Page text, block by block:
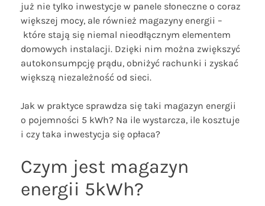
już nie tylko inwestycje w panele słoneczne o coraz
większej mocy, ale również magazyny energii –
które stają się niemal nieodłącznym elementem
domowych instalacji. Dzięki nim można zwiększyć
autokonsumpcję prądu, obniżyć rachunki i zyskać
większą niezależność od sieci.
Jak w praktyce sprawdza się taki magazyn energii
o pojemności 5 kWh? Na ile wystarcza, ile kosztuje
i czy taka inwestycja się opłaca?
Czym jest magazyn
energii 5kWh?